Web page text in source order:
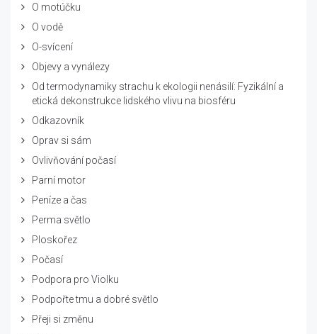
O motúčku
O vodě
O-svícení
Objevy a vynálezy
Od termodynamiky strachu k ekologii nenásilí: Fyzikální a
etická dekonstrukce lidského vlivu na biosféru
Odkazovník
Oprav si sám
Ovlivňování počasí
Parní motor
Peníze a čas
Perma světlo
Ploskořez
Počasí
Podpora pro Violku
Podpořte tmu a dobré světlo
Přeji si změnu